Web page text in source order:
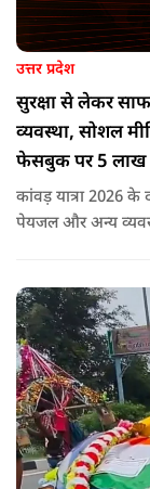
उत्तर प्रदेश
सुरक्षा से लेकर
व्यवस्था, सोशल
फेसबुक पर 5 लाख
कांवड़ यात्रा 2026 के
पेयजल और अन्य